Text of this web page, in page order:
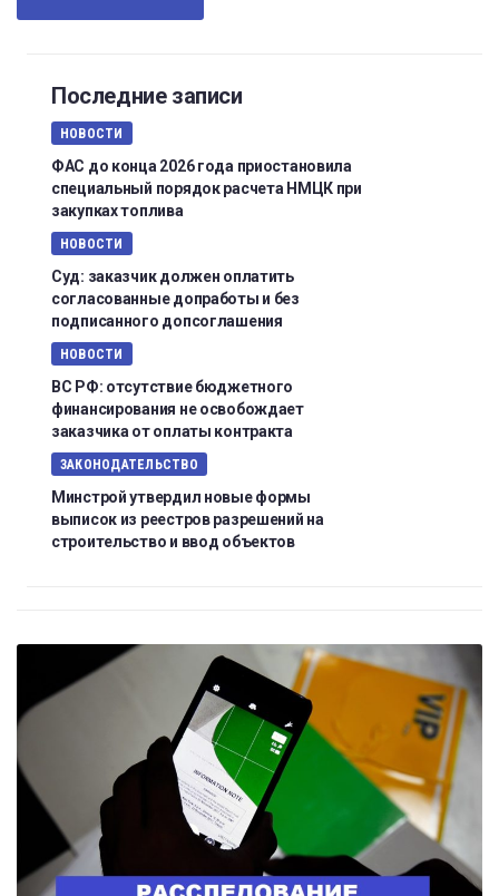
Последние записи
НОВОСТИ
ФАС до конца 2026 года приостановила
специальный порядок расчета НМЦК при
закупках топлива
НОВОСТИ
Суд: заказчик должен оплатить
согласованные допработы и без
подписанного допсоглашения
НОВОСТИ
ВС РФ: отсутствие бюджетного
финансирования не освобождает
заказчика от оплаты контракта
ЗАКОНОДАТЕЛЬСТВО
Минстрой утвердил новые формы
выписок из реестров разрешений на
строительство и ввод объектов